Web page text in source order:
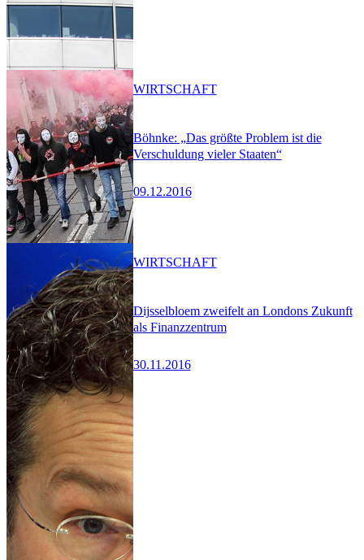
Böhnke: „Das größte Problem ist die
Verschuldung vieler Staaten“
09.12.2016
WIRTSCHAFT
Dijsselbloem zweifelt an Londons Zukunft
als Finanzzentrum
30.11.2016
WIRTSCHAFT